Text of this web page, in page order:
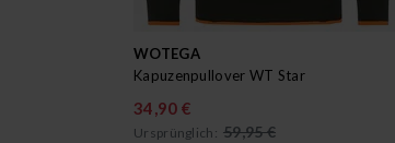
WOTEGA
Kapuzenpullover WT Star
34,90 €
Ursprünglich: 59,95 €